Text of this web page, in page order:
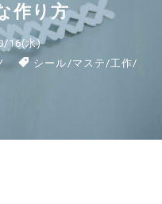
作り方
16(水)
シール /マステ /工作/